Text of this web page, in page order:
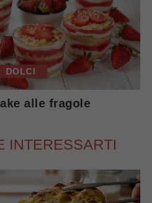
DOLCI
alle fragole
INTERESSARTI